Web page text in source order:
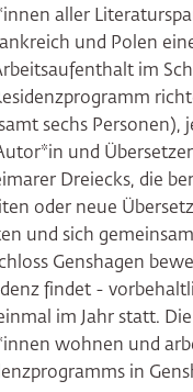
aller
und Polen
im
sechs Personen),
und
Dreiecks, die
oder neue
und sich
Genshagen
findet -
im Jahr statt.
wohnen und
in